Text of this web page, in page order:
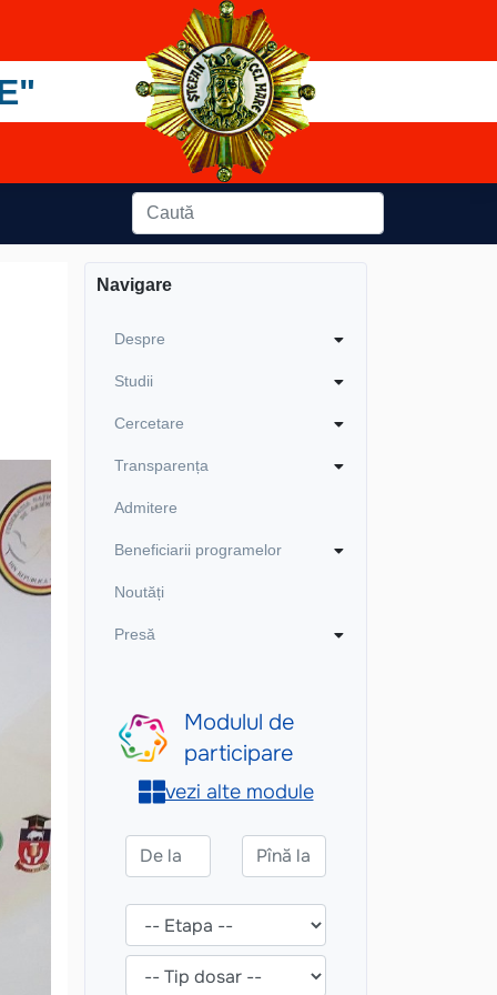
Navigare
Despre
Studii
Cercetare
Transparența
Admitere
Beneficiarii programelor
Noutăți
Presă